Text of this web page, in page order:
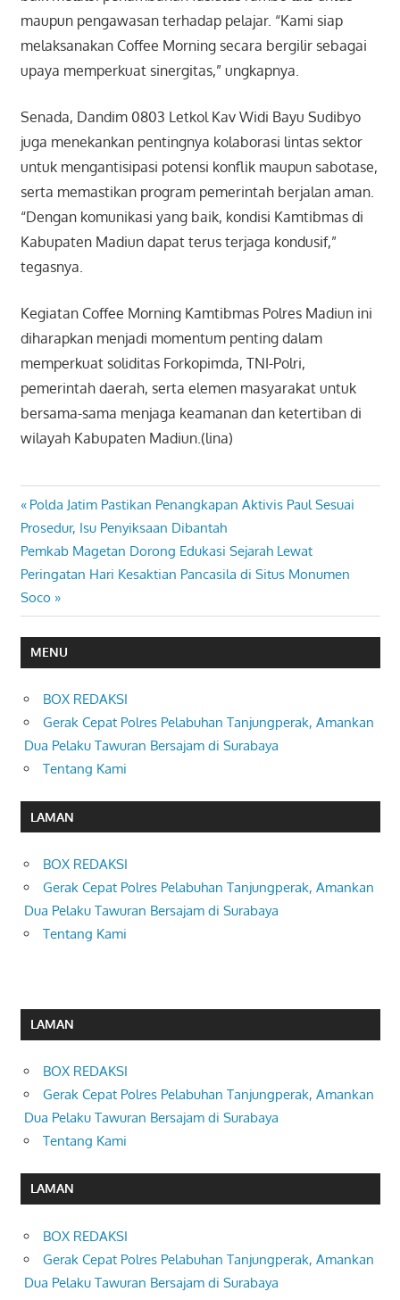
maupun pengawasan terhadap pelajar. “Kami siap
melaksanakan Coffee Morning secara bergilir sebagai
upaya memperkuat sinergitas,” ungkapnya.
Senada, Dandim 0803 Letkol Kav Widi Bayu Sudibyo
juga menekankan pentingnya kolaborasi lintas sektor
untuk mengantisipasi potensi konflik maupun sabotase,
serta memastikan program pemerintah berjalan aman.
“Dengan komunikasi yang baik, kondisi Kamtibmas di
Kabupaten Madiun dapat terus terjaga kondusif,”
tegasnya.
Kegiatan Coffee Morning Kamtibmas Polres Madiun ini
diharapkan menjadi momentum penting dalam
memperkuat soliditas Forkopimda, TNI-Polri,
pemerintah daerah, serta elemen masyarakat untuk
bersama-sama menjaga keamanan dan ketertiban di
wilayah Kabupaten Madiun.(lina)
Navigasi
pos
Previous
Post:
Polda Jatim Pastikan Penangkapan Aktivis Paul Sesuai
Prosedur, Isu Penyiksaan Dibantah
Next
Post:
Pemkab Magetan Dorong Edukasi Sejarah Lewat
Peringatan Hari Kesaktian Pancasila di Situs Monumen
Soco
MENU
BOX REDAKSI
Gerak Cepat Polres Pelabuhan Tanjungperak, Amankan
Dua Pelaku Tawuran Bersajam di Surabaya
Tentang Kami
LAMAN
BOX REDAKSI
Gerak Cepat Polres Pelabuhan Tanjungperak, Amankan
Dua Pelaku Tawuran Bersajam di Surabaya
Tentang Kami
LAMAN
BOX REDAKSI
Gerak Cepat Polres Pelabuhan Tanjungperak, Amankan
Dua Pelaku Tawuran Bersajam di Surabaya
Tentang Kami
LAMAN
BOX REDAKSI
Gerak Cepat Polres Pelabuhan Tanjungperak, Amankan
Dua Pelaku Tawuran Bersajam di Surabaya